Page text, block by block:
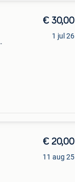
€ 30,00
1 jul 26
€ 20,00
11 aug 25